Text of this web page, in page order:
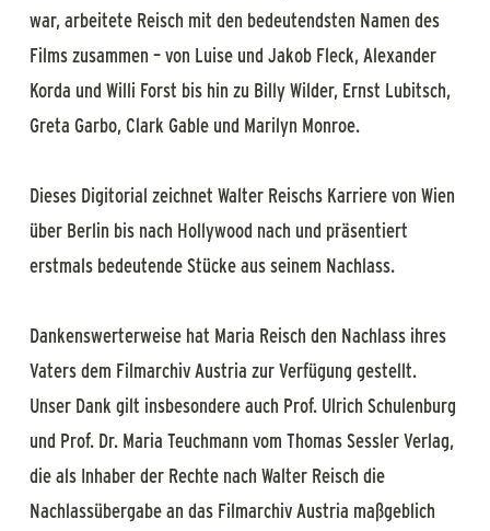
war, arbeitete Reisch mit den bedeutendsten Namen des
Films zusammen – von Luise und Jakob Fleck, Alexander
Korda und Willi Forst bis hin zu Billy Wilder, Ernst Lubitsch,
Greta Garbo, Clark Gable und Marilyn Monroe.
Dieses Digitorial zeichnet Walter Reischs Karriere von Wien
über Berlin bis nach Hollywood nach und präsentiert
erstmals bedeutende Stücke aus seinem Nachlass.
Dankenswerterweise hat Maria Reisch den Nachlass ihres
Vaters dem Filmarchiv Austria zur Verfügung gestellt.
Unser Dank gilt insbesondere auch Prof. Ulrich Schulenburg
und Prof. Dr. Maria Teuchmann vom Thomas Sessler Verlag,
die als Inhaber der Rechte nach Walter Reisch die
Nachlassübergabe an das Filmarchiv Austria maßgeblich